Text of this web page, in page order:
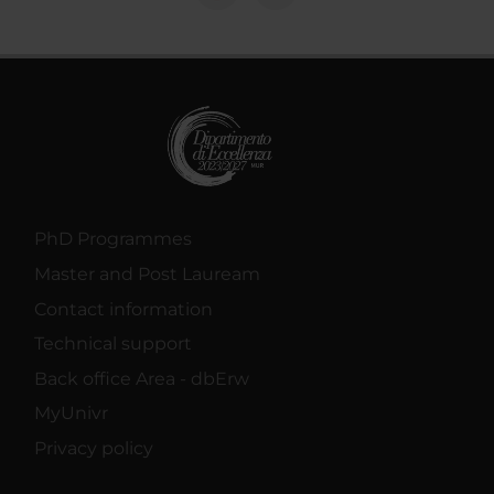
PhD Programmes
Master and Post Lauream
Contact information
Technical support
Back office Area - dbErw
MyUnivr
Privacy policy